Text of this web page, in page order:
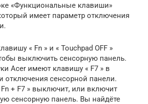
«Функциональные клавиши»
имеет параметр отключения
« Fn » и « Touchpad OFF »
выключить сенсорную панель.
Acer имеют клавишу « F7 » в
отключения сенсорной панели.
+ F7 » выключит, или включит
сенсорную панель. Вы найдёте